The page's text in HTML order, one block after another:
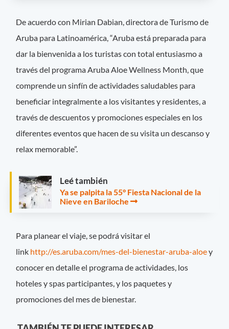
De acuerdo con Mirian Dabian, directora de Turismo de
Aruba para Latinoamérica, “Aruba está preparada para
dar la bienvenida a los turistas con total entusiasmo a
través del programa Aruba Aloe Wellness Month, que
comprende un sinfín de actividades saludables para
beneficiar integralmente a los visitantes y residentes, a
través de descuentos y promociones especiales en los
diferentes eventos que hacen de su visita un descanso y
relax memorable”.
Leé también
Ya se palpita la 55° Fiesta Nacional de la
Nieve en Bariloche
Para planear el viaje, se podrá visitar el
link http://es.aruba.com/mes-del-bienestar-aruba-aloey
conocer en detalle el programa de actividades, los
hoteles y spas participantes, y los paquetes y
promociones del mes de bienestar.